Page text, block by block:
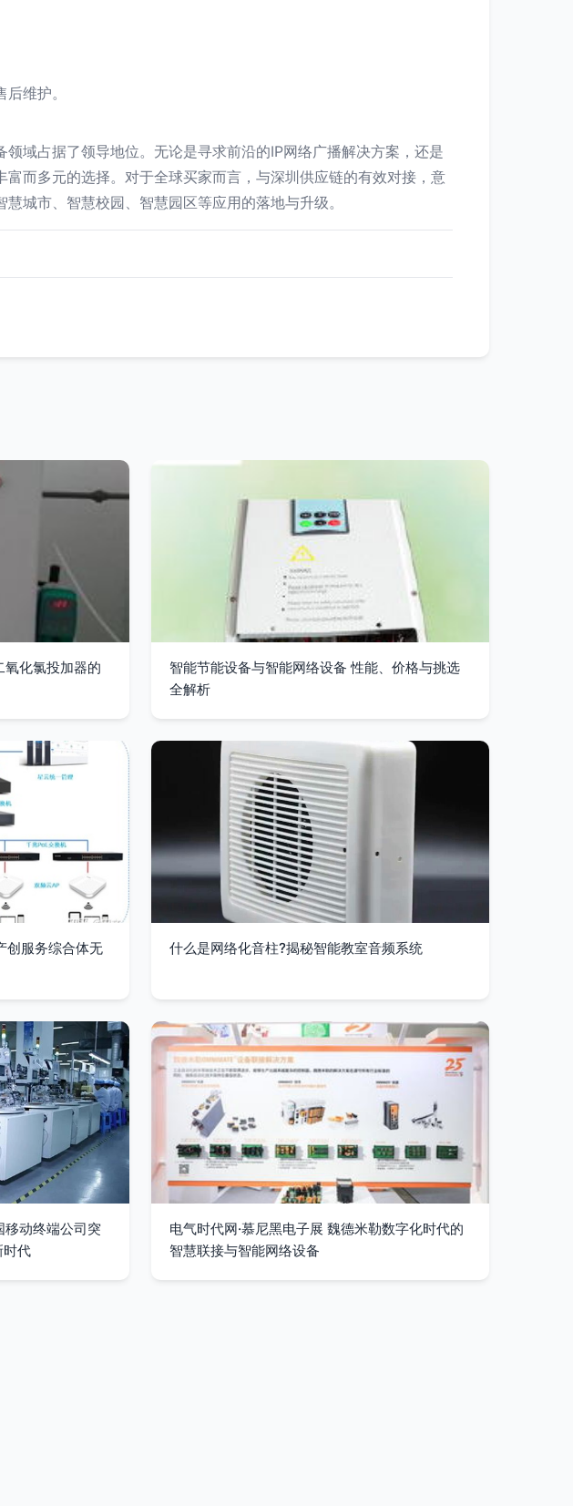
维护。
域占据了领导地位。无论是寻求前沿的IP网络广播解决方案，还是
而多元的选择。对于全球买家而言，与深圳供应链的有效对接，意
城市、智慧校园、智慧园区等应用的落地与升级。
化氯投加器的
智能节能设备与智能网络设备 性能、价格与挑选
全解析
创服务综合体无
什么是网络化音柱?揭秘智能教室音频系统
移动终端公司突
时代
电气时代网·慕尼黑电子展 魏德米勒数字化时代的
智慧联接与智能网络设备